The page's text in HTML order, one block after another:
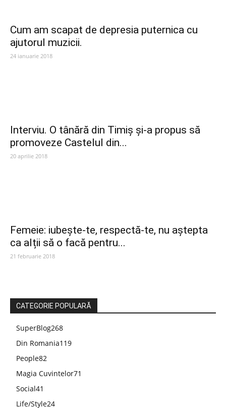
Cum am scapat de depresia puternica cu
ajutorul muzicii.
24 ianuarie 2018
Interviu. O tânără din Timiș și-a propus să
promoveze Castelul din...
20 aprilie 2018
Femeie: iubește-te, respectă-te, nu aștepta
ca alții să o facă pentru...
21 februarie 2018
CATEGORIE POPULARĂ
SuperBlog268
Din Romania119
People82
Magia Cuvintelor71
Social41
Life/Style24